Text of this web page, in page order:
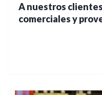
A nuestros
comerciales y